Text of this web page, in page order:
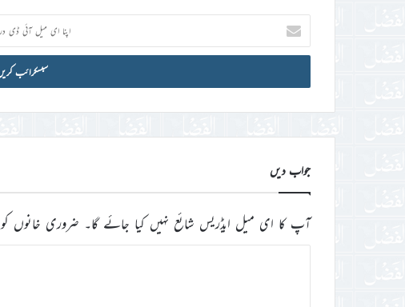
اپنا
ای
میل
ڈی
جواب دیں
آپ کا ای میل ایڈریس شائع نہیں کیا جائے گا۔ ضروری خانوں کو